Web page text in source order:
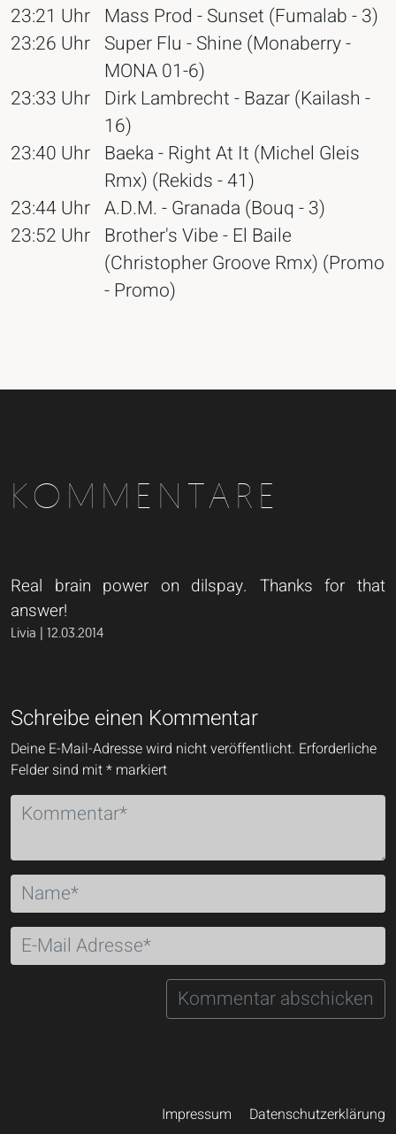
23:21 Uhr Mass Prod - Sunset (Fumalab - 3)
23:26 Uhr Super Flu - Shine (Monaberry -
MONA 01-6)
23:33 Uhr Dirk Lambrecht - Bazar (Kailash -
16)
23:40 Uhr Baeka - Right At It (Michel Gleis
Rmx) (Rekids - 41)
23:44 Uhr A.D.M. - Granada (Bouq - 3)
23:52 Uhr Brother's Vibe - El Baile
(Christopher Groove Rmx) (Promo
- Promo)
KOMMENTARE
Real brain power on dilspay. Thanks for that
answer!
Livia | 12.03.2014
Schreibe einen Kommentar
Deine E-Mail-Adresse wird nicht veröffentlicht. Erforderliche
Felder sind mit* markiert
Impressum Datenschutzerklärung